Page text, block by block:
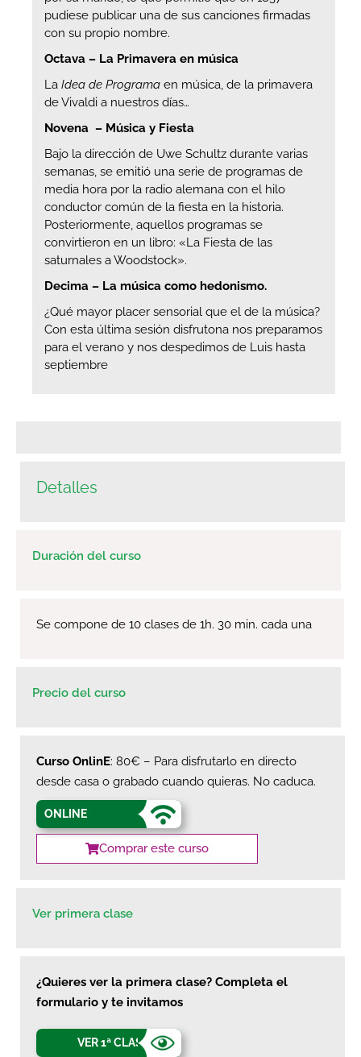
pudiese publicar una de sus canciones firmadas
con su propio nombre.
Octava – La Primavera en música
La Idea de Programa en música, de la primavera
de Vivaldi a nuestros días…
Novena – Música y Fiesta
Bajo la dirección de Uwe Schultz durante varias
semanas, se emitió una serie de programas de
media hora por la radio alemana con el hilo
conductor común de la fiesta en la historia.
Posteriormente, aquellos programas se
convirtieron en un libro: «La Fiesta de las
saturnales a Woodstock».
Decima – La música como hedonismo.
¿Qué mayor placer sensorial que el de la música?
Con esta última sesión disfrutona nos preparamos
para el verano y nos despedimos de Luis hasta
septiembre
Detalles
Duración del curso
Se compone de 10 clases de 1h. 30 min. cada una
Precio del curso
Curso OnlinE: 80€ – Para disfrutarlo en directo
desde casa o grabado cuando quieras. No caduca.
ONLINE
Comprar este curso
Ver primera clase
¿Quieres ver la primera clase? Completa el
formulario y te invitamos
VER 1ª CLASE